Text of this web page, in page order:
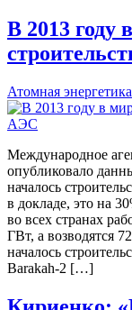
В 2013 году
Атомная энергетика
Международное
опубликовало
началось
в докладе, это на
во всех странах
ГВт, а возводятся
началось
Barakah-2 […]